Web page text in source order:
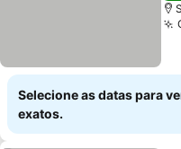
Selecione as datas para
exatos.